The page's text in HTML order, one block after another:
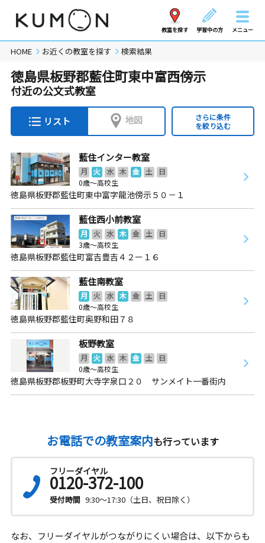
教室を探す 学習中の方 メニュー
HOME お近くの教室を探す 検索結果
徳島県板野郡藍住町東中富西傍示
付近の公文式教室
リスト 地図
さらに条件
を絞り込む
藍住インター教室
月 火 水 木 金 土
日
0歳～高校生
徳島県板野郡藍住町東中富字龍池傍示５０－１
藍住西小前教室
月 火 水 木 金 土
日
3歳～高校生
徳島県板野郡藍住町富吉豊吉４２ー１６
藍住南教室
月 火 水 木 金 土
日
0歳～高校生
徳島県板野郡藍住町奥野和田７８
板野教室
月 火 水 木 金 土
日
0歳～高校生
徳島県板野郡板野町大寺字泉口２０ サンメイト一番街内
お電話での教室案内も行っています
フリーダイヤル
0120-372-100
受付時間 9:30～17:30（土日、祝日除く）
なお、フリーダイヤルがつながりにくい場合は、以下からも